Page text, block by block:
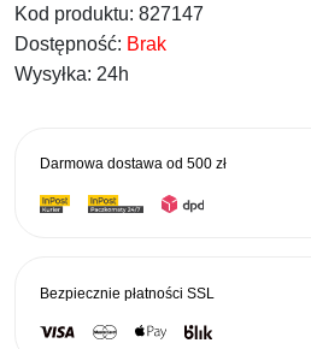
wynosiła:
Kod produktu: 827147
Dostępność: Brak
Wysyłka: 24h
Darmowa dostawa od 500 zł
Bezpiecznie płatności SSL